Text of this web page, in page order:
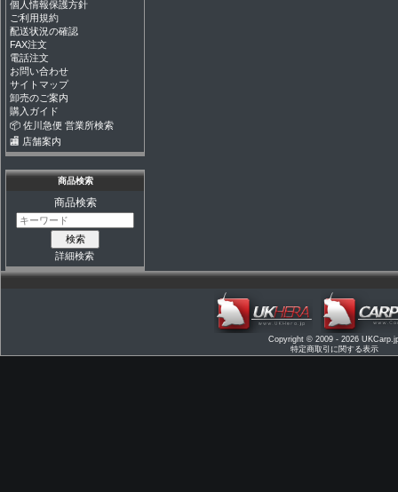
個人情報保護方針
ご利用規約
配送状況の確認
FAX注文
電話注文
お問い合わせ
サイトマップ
卸売のご案内
購入ガイド
📦 佐川急便 営業所検索
🏬 店舗案内
商品検索
商品検索
詳細検索
Copyright © 2009 - 2026
特定商取引に関する表示